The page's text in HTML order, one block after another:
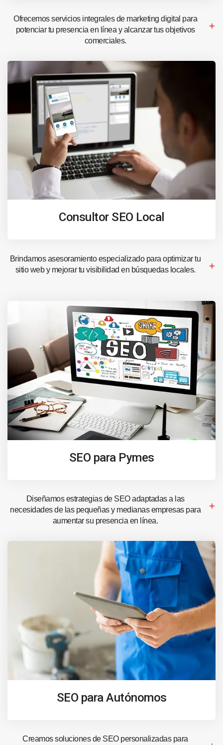
Ofrecemos servicios integrales de marketing digital para
potenciar tu presencia en línea y alcanzar tus objetivos
comerciales.
Consultor SEO Local
Brindamos asesoramiento especializado para optimizar tu
sitio web y mejorar tu visibilidad en búsquedas locales.
SEO para Pymes
Diseñamos estrategias de SEO adaptadas a las
necesidades de las pequeñas y medianas empresas para
aumentar su presencia en línea.
SEO para Autónomos
Creamos soluciones de SEO personalizadas para